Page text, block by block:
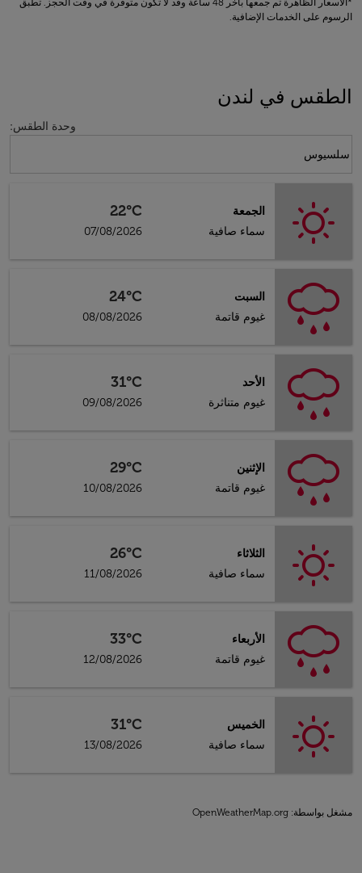
*الأسعار الظاهرة تم جمعها بآخر 48 ساعة وقد لا تكون متوفرة في وقت الحجز. تطبق
الرسوم على الخدمات الإضافية.
الطقس في لندن
وحدة الطقس:
سلسيوس
الجمعة
سماء صافية
22°C
07/08/2026
السبت
غيوم قاتمة
24°C
08/08/2026
الأحد
غيوم متناثرة
31°C
09/08/2026
الإثنين
غيوم قاتمة
29°C
10/08/2026
الثلاثاء
سماء صافية
26°C
11/08/2026
الأربعاء
غيوم قاتمة
33°C
12/08/2026
الخميس
سماء صافية
31°C
13/08/2026
مشغل بواسطة: OpenWeatherMap.org